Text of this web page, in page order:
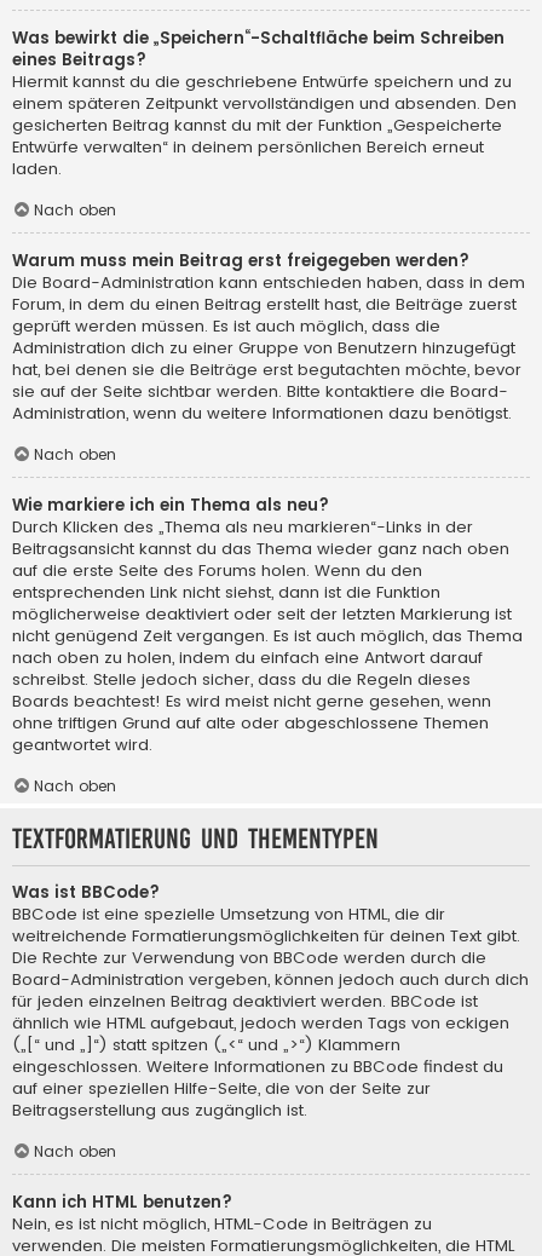
Was bewirkt die „Speichern“-Schaltfläche beim Schreiben
eines Beitrags?
Hiermit kannst du die geschriebene Entwürfe speichern und zu
einem späteren Zeitpunkt vervollständigen und absenden. Den
gesicherten Beitrag kannst du mit der Funktion „Gespeicherte
Entwürfe verwalten“ in deinem persönlichen Bereich erneut
laden.
Nach oben
Warum muss mein Beitrag erst freigegeben werden?
Die Board-Administration kann entschieden haben, dass in dem
Forum, in dem du einen Beitrag erstellt hast, die Beiträge zuerst
geprüft werden müssen. Es ist auch möglich, dass die
Administration dich zu einer Gruppe von Benutzern hinzugefügt
hat, bei denen sie die Beiträge erst begutachten möchte, bevor
sie auf der Seite sichtbar werden. Bitte kontaktiere die Board-
Administration, wenn du weitere Informationen dazu benötigst.
Nach oben
Wie markiere ich ein Thema als neu?
Durch Klicken des „Thema als neu markieren“-Links in der
Beitragsansicht kannst du das Thema wieder ganz nach oben
auf die erste Seite des Forums holen. Wenn du den
entsprechenden Link nicht siehst, dann ist die Funktion
möglicherweise deaktiviert oder seit der letzten Markierung ist
nicht genügend Zeit vergangen. Es ist auch möglich, das Thema
nach oben zu holen, indem du einfach eine Antwort darauf
schreibst. Stelle jedoch sicher, dass du die Regeln dieses
Boards beachtest! Es wird meist nicht gerne gesehen, wenn
ohne triftigen Grund auf alte oder abgeschlossene Themen
geantwortet wird.
Nach oben
Textformatierung und Thementypen
Was ist BBCode?
BBCode ist eine spezielle Umsetzung von HTML, die dir
weitreichende Formatierungsmöglichkeiten für deinen Text gibt.
Die Rechte zur Verwendung von BBCode werden durch die
Board-Administration vergeben, können jedoch auch durch dich
für jeden einzelnen Beitrag deaktiviert werden. BBCode ist
ähnlich wie HTML aufgebaut, jedoch werden Tags von eckigen
(„[“ und „]“) statt spitzen („<“ und „>“) Klammern
eingeschlossen. Weitere Informationen zu BBCode findest du
auf einer speziellen Hilfe-Seite, die von der Seite zur
Beitragserstellung aus zugänglich ist.
Nach oben
Kann ich HTML benutzen?
Nein, es ist nicht möglich, HTML-Code in Beiträgen zu
verwenden. Die meisten Formatierungsmöglichkeiten, die HTML